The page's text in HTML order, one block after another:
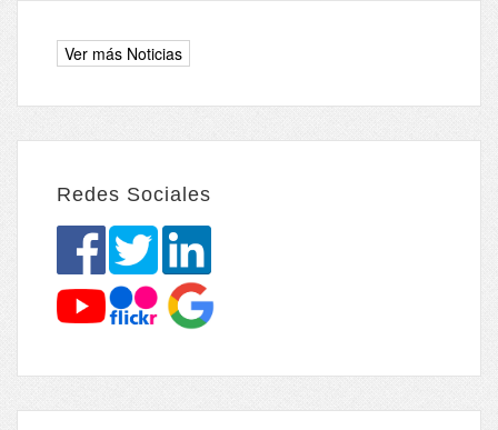
Redes Sociales